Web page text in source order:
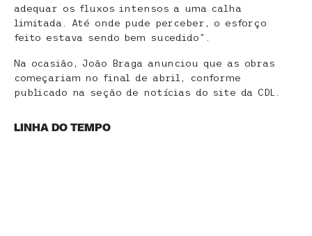
adequar os fluxos intensos a uma calha
limitada. Até onde pude perceber, o esforço
feito estava sendo bem sucedido”.
Na ocasião, João Braga anunciou que as obras
começariam no final de abril, conforme
publicado na seção de notícias do site da CDL.
LINHA DO TEMPO